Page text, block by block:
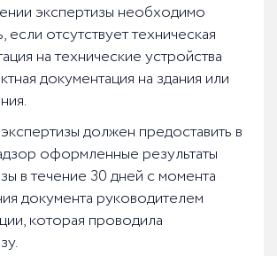
экспертизы необходимо
если отсутствует техническая
на технические устройства
документация на здания или
должен предоставить в
оформленные результаты
в течение 30 дней с момента
документа руководителем
которая проводила